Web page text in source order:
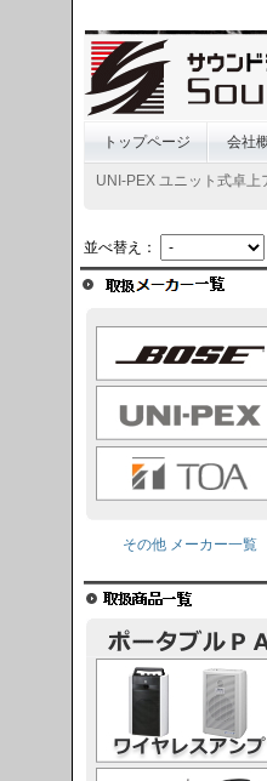
トップページ 会社
UNI-PEX ユニット式卓上
並べ替え：
その他 メーカー一覧